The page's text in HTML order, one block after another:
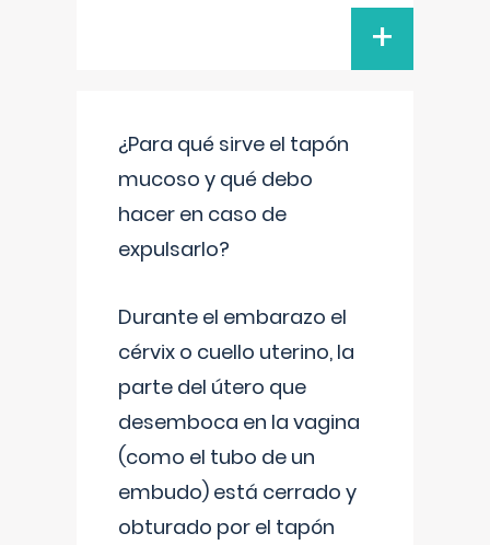
+
¿Para qué sirve el tapón
mucoso y qué debo
hacer en caso de
expulsarlo?
Durante el embarazo el
cérvix o cuello uterino, la
parte del útero que
desemboca en la vagina
(como el tubo de un
embudo) está cerrado y
obturado por el tapón